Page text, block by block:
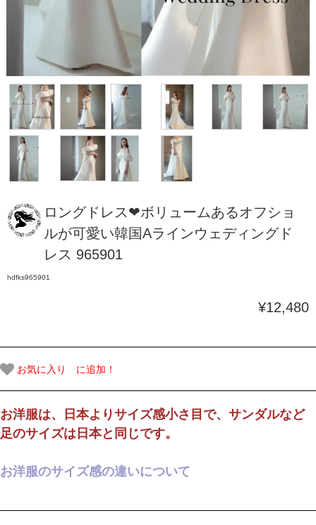
ロングドレス❤ボリュームあるオフショ
ルが可愛い韓国Aラインウェディングド
レス 965901
hdfks965901
¥12,480
お気に入り に追加！
お洋服は、日本よりサイズ感小さ目で、サンダルなど
足のサイズは日本と同じです。
お洋服のサイズ感の違いについて